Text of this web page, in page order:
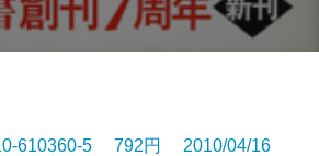
610360-5 792円 2010/04/16